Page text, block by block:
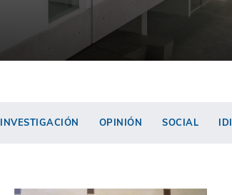
INVESTIGACIÓN OPINIÓN SOCIAL